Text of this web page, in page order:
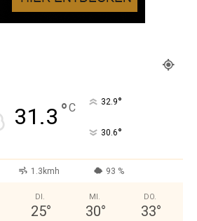
31.3 °C 32.9°
30.6°
1.3kmh 93 %
DI.
25°
MI.
30°
DO.
33°